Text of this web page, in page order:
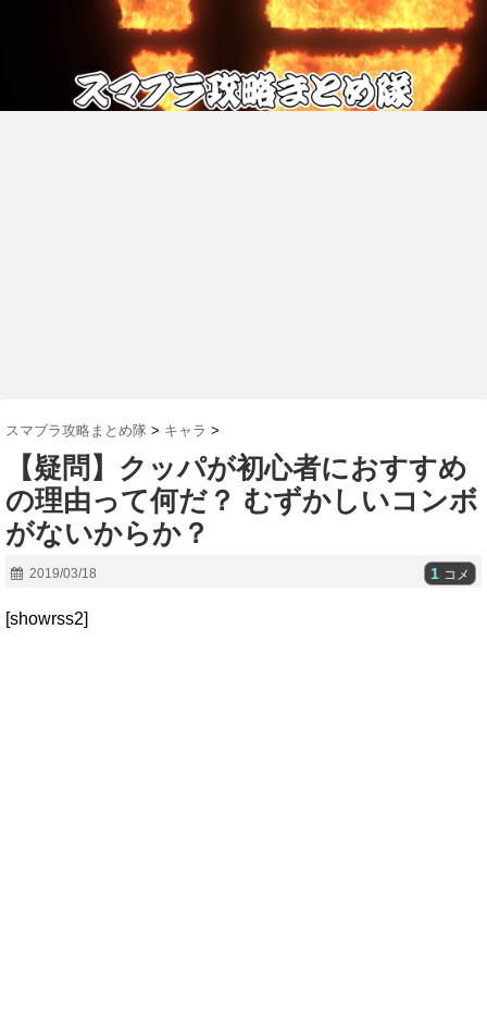
スマブラ攻略まとめ隊 > キャラ >
【疑問】クッパが初心者におすすめ
の理由って何だ？ むずかしいコンボ
がないからか？
2019/03/18 1 コメ
[showrss2]